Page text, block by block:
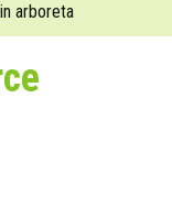
arboreta